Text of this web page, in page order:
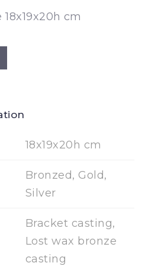
cm
18x19x20h cm
Bronzed, Gold,
Silver
Bracket casting,
Lost wax bronze
casting